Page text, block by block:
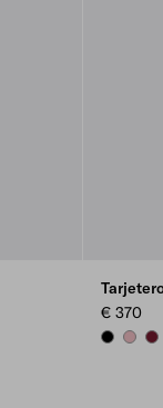
€ 370
BLACKPEACH